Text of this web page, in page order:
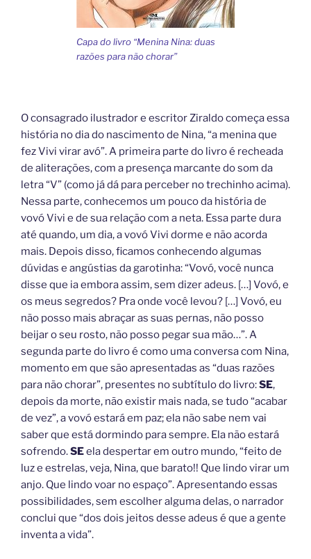
Capa do livro “Menina Nina: duas
razões para não chorar”
O consagrado ilustrador e escritor Ziraldo começa essa
história no dia do nascimento de Nina, “a menina que
fez Vivi virar avó”. A primeira parte do livro é recheada
de aliterações, com a presença marcante do som da
letra “V” (como já dá para perceber no trechinho acima).
Nessa parte, conhecemos um pouco da história de
vovó Vivi e de sua relação com a neta. Essa parte dura
até quando, um dia, a vovó Vivi dorme e não acorda
mais. Depois disso, ficamos conhecendo algumas
dúvidas e angústias da garotinha: “Vovó, você nunca
disse que ia embora assim, sem dizer adeus. […] Vovó, e
os meus segredos? Pra onde você levou? […] Vovó, eu
não posso mais abraçar as suas pernas, não posso
beijar o seu rosto, não posso pegar sua mão…”. A
segunda parte do livro é como uma conversa com Nina,
momento em que são apresentadas as “duas razões
para não chorar”, presentes no subtítulo do livro:SE,
depois da morte, não existir mais nada, se tudo “acabar
de vez”, a vovó estará em paz; ela não sabe nem vai
saber que está dormindo para sempre. Ela não estará
sofrendo.SEela despertar em outro mundo, “feito de
luz e estrelas, veja, Nina, que barato!! Que lindo virar um
anjo. Que lindo voar no espaço”. Apresentando essas
possibilidades, sem escolher alguma delas, o narrador
conclui que “dos dois jeitos desse adeus é que a gente
inventa a vida”.